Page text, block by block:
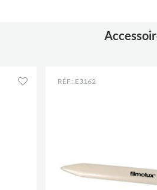
RÉF.: E3162